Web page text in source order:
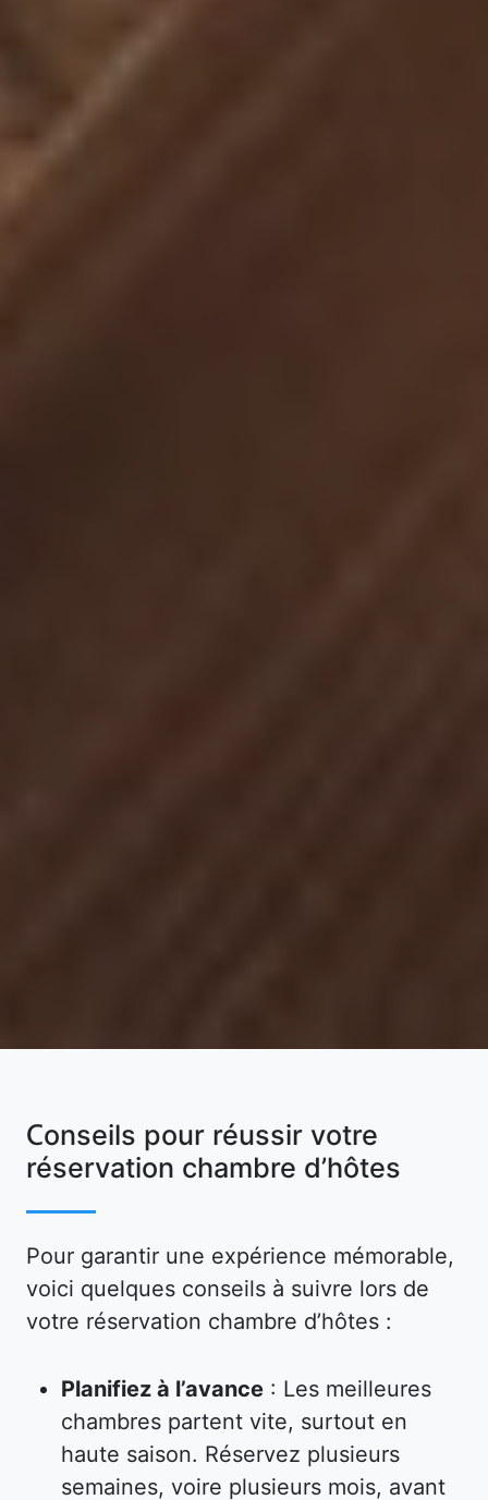
Conseils pour réussir votre
réservation chambre d’hôtes
Pour garantir une expérience mémorable,
voici quelques conseils à suivre lors de
votre réservation chambre d’hôtes :
Planifiez à l’avance : Les meilleures
chambres partent vite, surtout en
haute saison. Réservez plusieurs
semaines, voire plusieurs mois, avant